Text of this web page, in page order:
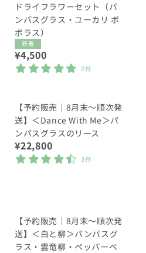
ドライフラワーセット（パ
ンパスグラス・ユーカリ ポ
ポラス）
新着
通
常
¥4,500
2件
【予約販売｜8月末〜順次発
送】＜Dance With Me＞パ
ンパスグラスのリース
通
常
¥22,800
3件
【予約販売｜8月末〜順次発
送】＜白と柳＞パンパスグ
ラス・雲竜柳・ペッパーベ